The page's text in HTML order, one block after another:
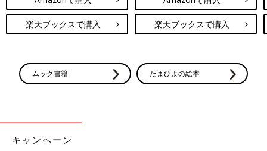
楽天ブックスで購入 楽天ブックスで購入
ムック書籍 たまひよの絵本
キャンペーン